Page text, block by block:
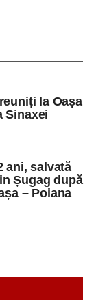
apreciat de
taberei, iar
îndelungate.
la Oașa
Sinaxei
ani, salvată
Șugag după
– Poiana